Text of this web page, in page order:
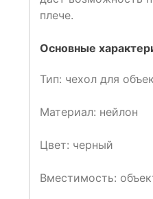
плече.
Основные
Тип: чехол для
Материал: нейлон
Цвет: черный
Вместимость: